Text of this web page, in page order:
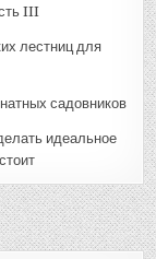
III
лестниц для
садовников
идеальное